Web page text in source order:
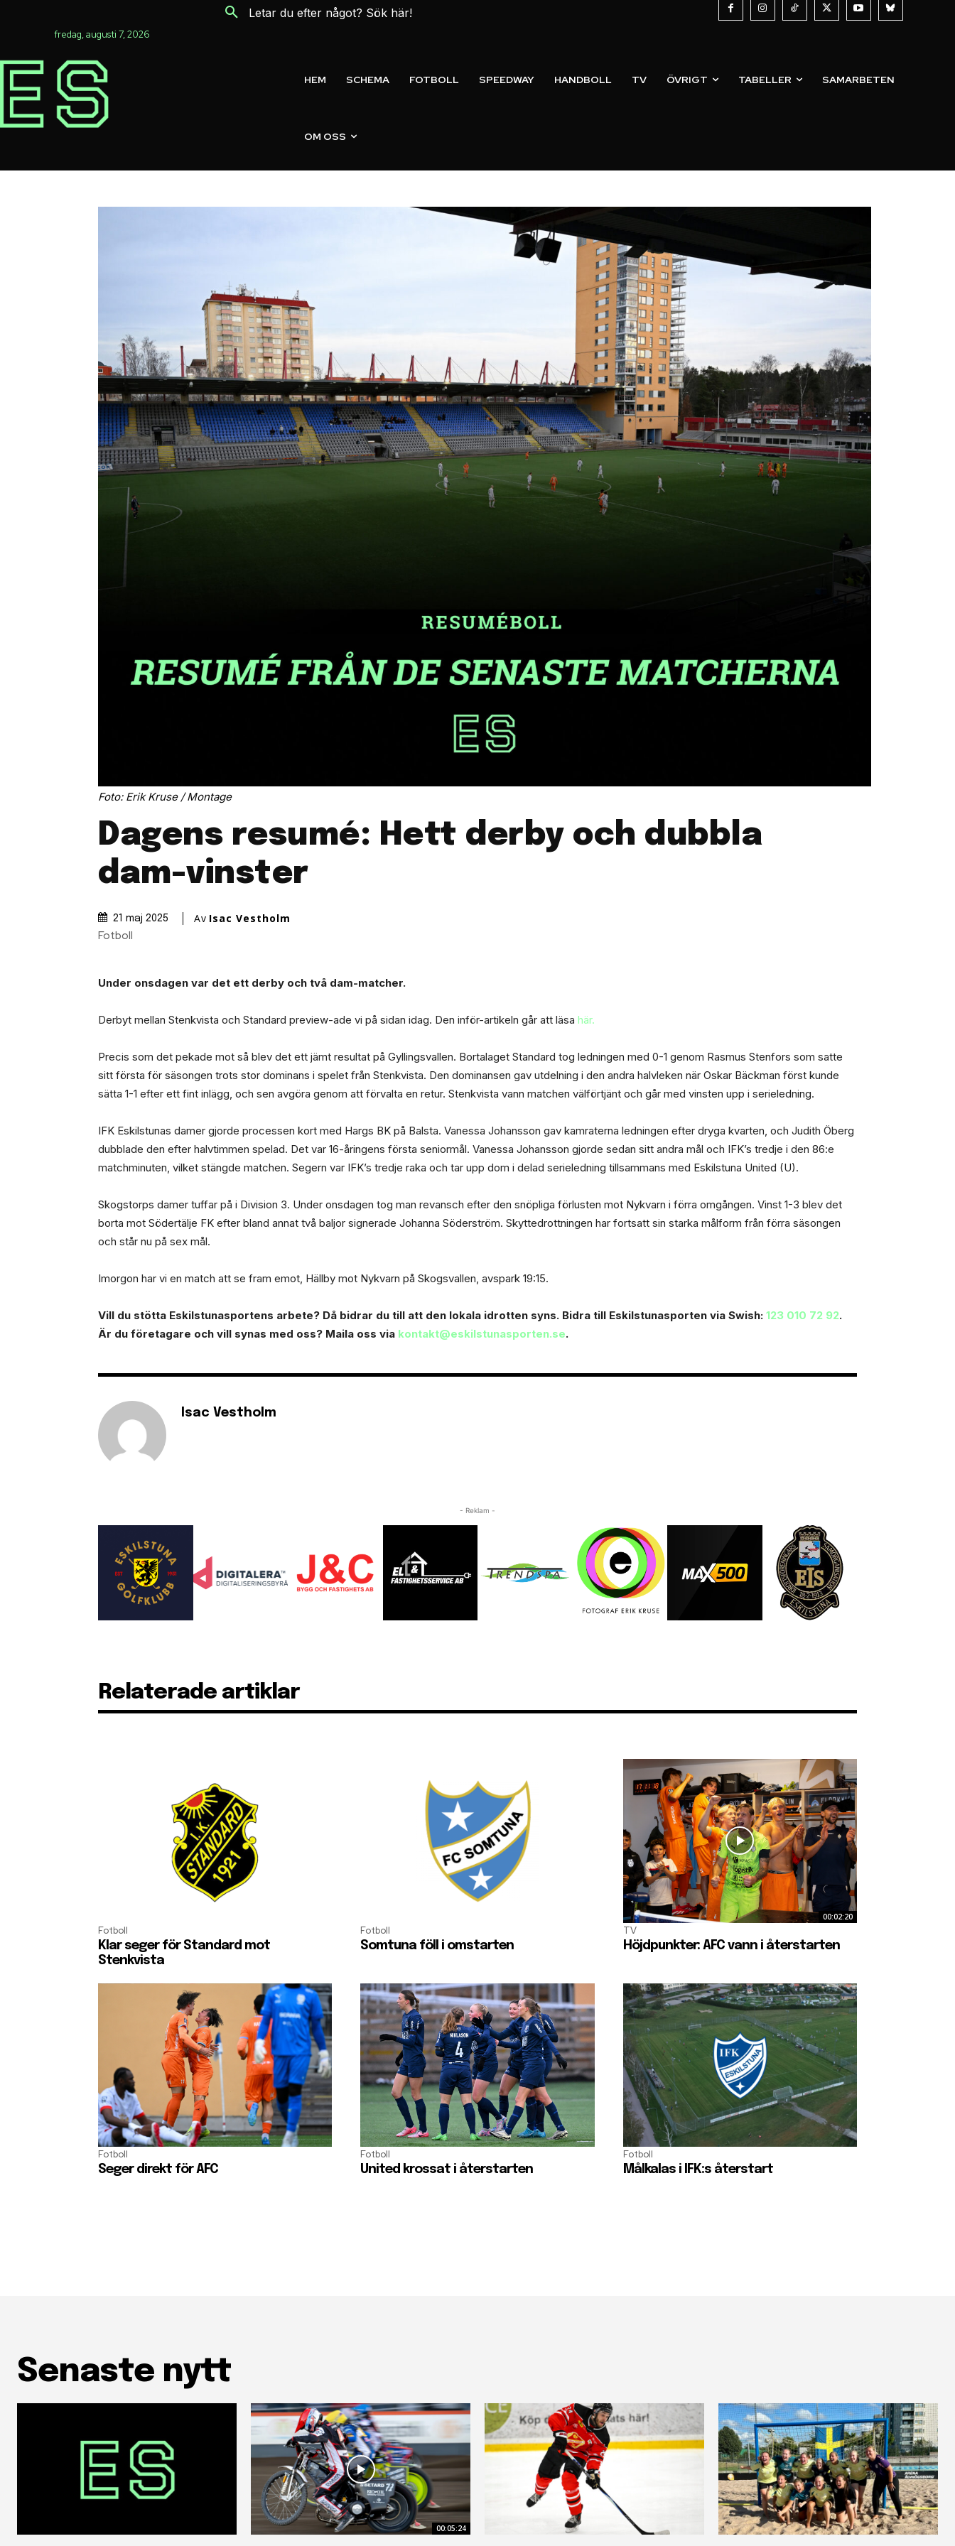
fredag, augusti 7, 2026
Letar du efter något? Sök här!
HEM SCHEMA FOTBOLL SPEEDWAY HANDBOLL TV ÖVRIGT TABELLER SAMARBETEN
OM OSS
Foto: Erik Kruse / Montage
Dagens resumé: Hett derby och dubbla
dam-vinster
21 maj 2025 Av Isac Vestholm
Fotboll
Under onsdagen var det ett derby och två dam-matcher.
Derbyt mellan Stenkvista och Standard preview-ade vi på sidan idag. Den inför-artikeln går att läsa här.
Precis som det pekade mot så blev det ett jämt resultat på Gyllingsvallen. Bortalaget Standard tog ledningen med 0-1 genom Rasmus Stenfors som satte
sitt första för säsongen trots stor dominans i spelet från Stenkvista. Den dominansen gav utdelning i den andra halvleken när Oskar Bäckman först kunde
sätta 1-1 efter ett fint inlägg, och sen avgöra genom att förvalta en retur. Stenkvista vann matchen välförtjänt och går med vinsten upp i serieledning.
IFK Eskilstunas damer gjorde processen kort med Hargs BK på Balsta. Vanessa Johansson gav kamraterna ledningen efter dryga kvarten, och Judith Öberg
dubblade den efter halvtimmen spelad. Det var 16-åringens första seniormål. Vanessa Johansson gjorde sedan sitt andra mål och IFK’s tredje i den 86:e
matchminuten, vilket stängde matchen. Segern var IFK’s tredje raka och tar upp dom i delad serieledning tillsammans med Eskilstuna United (U).
Skogstorps damer tuffar på i Division 3. Under onsdagen tog man revansch efter den snöpliga förlusten mot Nykvarn i förra omgången. Vinst 1-3 blev det
borta mot Södertälje FK efter bland annat två baljor signerade Johanna Söderström. Skyttedrottningen har fortsatt sin starka målform från förra säsongen
och står nu på sex mål.
Imorgon har vi en match att se fram emot, Hällby mot Nykvarn på Skogsvallen, avspark 19:15.
Vill du stötta Eskilstunasportens arbete? Då bidrar du till att den lokala idrotten syns. Bidra till Eskilstunasporten via Swish: 123 010 72 92.
Är du företagare och vill synas med oss? Maila oss via kontakt@eskilstunasporten.se.
Isac Vestholm
- Reklam -
Relaterade artiklar
Fotboll
Klar seger för Standard mot
Stenkvista
Fotboll
Somtuna föll i omstarten
00:02:20
TV
Höjdpunkter: AFC vann i återstarten
Fotboll
Seger direkt för AFC
Fotboll
United krossat i återstarten
Fotboll
Målkalas i IFK:s återstart
Senaste nytt
00:05:24